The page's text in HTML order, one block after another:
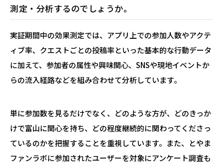
測定・分析するのでしょうか。
実証期間中の効果測定では、アプリ上での参加人数やアクテ
ィブ率、クエストごとの投稿率といった基本的な行動データ
に加えて、参加者の属性や興味関心、SNSや現地イベントか
らの流入経路などを組み合わせて分析しています。
単に参加数を見るだけでなく、どのような方が、どのきっか
けで富山に関心を持ち、どの程度継続的に関わってくださっ
ているのかを把握することを重視しています。また、とやま
ファンラボに参加されたユーザーを対象にアンケート調査も